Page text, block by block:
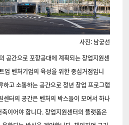
사진: 남궁선
공간으로 포항공대에 계획되는 창업지원센
업 벤처기업의 육성을 위한 중심거점입니
하고 소통하는 공간으로 청년 창업 프로그램
센터의 공간은 벤처의 박스들이 모여서 하나
이어야 합니다. 창업지원센터의 플랫폼은